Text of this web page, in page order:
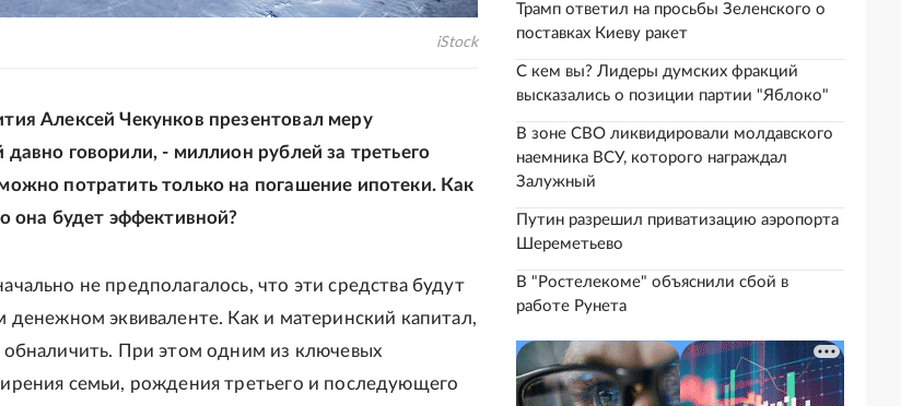
iStock
Алексей Чекунков презентовал меру
говорили, - миллион рублей за третьего
потратить только на погашение ипотеки. Как
она будет эффективной?
не предполагалось, что эти средства будут
денежном эквиваленте. Как и материнский капитал,
обналичить. При этом одним из ключевых
семьи, рождения третьего и последующего
Трамп ответил на просьбы Зеленского о
поставках Киеву ракет
С кем вы? Лидеры думских фракций
высказались о позиции партии "Яблоко"
В зоне СВО ликвидировали молдавского
наемника ВСУ, которого награждал
Залужный
Путин разрешил приватизацию аэропорта
Шереметьево
В "Ростелекоме" объяснили сбой в
работе Рунета